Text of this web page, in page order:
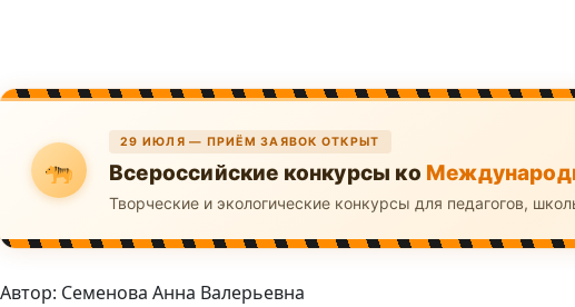
29 ИЮЛЯ — ПРИЁМ ЗАЯВОК ОТКРЫТ
Всероссийские конкурсы ко
Творческие и экологические конкурсы для педагогов,
Автор: Семенова Анна Валерьевна